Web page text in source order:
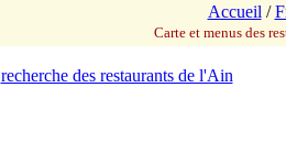
Accueil /
Carte et menus des
recherche des restaurants de l'Ain